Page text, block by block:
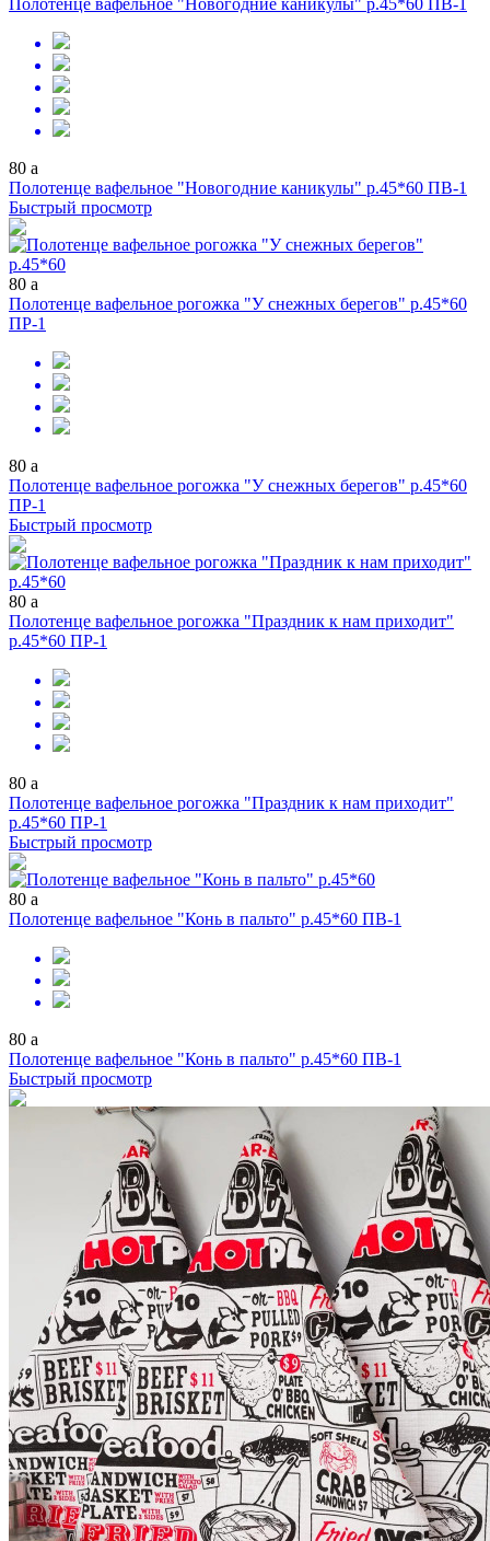
Полотенце вафельное "Новогодние каникулы" р.45*60 ПВ-1
80 a
Полотенце вафельное "Новогодние каникулы" р.45*60 ПВ-1
Быстрый просмотр
80 a
Полотенце вафельное рогожка "У снежных берегов" р.45*60
ПР-1
80 a
Полотенце вафельное рогожка "У снежных берегов" р.45*60
ПР-1
Быстрый просмотр
80 a
Полотенце вафельное рогожка "Праздник к нам приходит"
р.45*60 ПР-1
80 a
Полотенце вафельное рогожка "Праздник к нам приходит"
р.45*60 ПР-1
Быстрый просмотр
80 a
Полотенце вафельное "Конь в пальто" р.45*60 ПВ-1
80 a
Полотенце вафельное "Конь в пальто" р.45*60 ПВ-1
Быстрый просмотр